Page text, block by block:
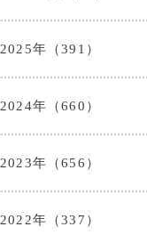
2025年（391）
2024年（660）
2023年（656）
2022年（337）